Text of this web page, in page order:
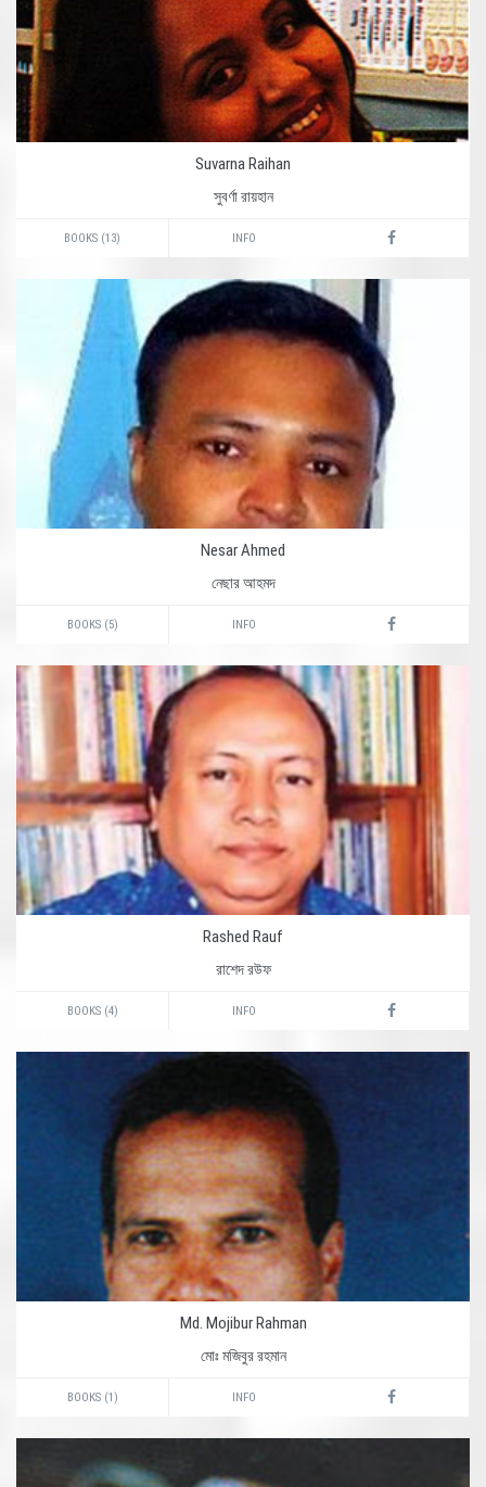
Suvarna Raihan
সুবর্ণা রায়হান
BOOKS (13) INFO
Nesar Ahmed
নেছার আহমদ
BOOKS (5) INFO
Rashed Rauf
রাশেদ রউফ
BOOKS (4) INFO
Md. Mojibur Rahman
মোঃ মজিবুর রহমান
BOOKS (1) INFO